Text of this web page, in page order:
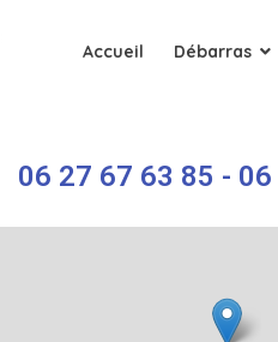
Accueil Débarras
06 27 67 63 85 -